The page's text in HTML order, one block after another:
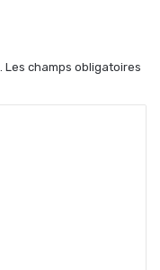
Les champs obligatoires